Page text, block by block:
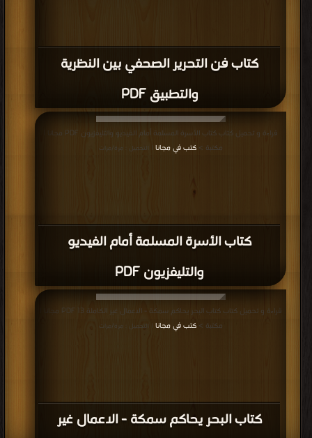
كتاب فن التحرير الصحفي بين النظرية
والتطبيق PDF
كتاب الأسرة المسلمة أمام الفيديو
والتليفزيون PDF
قراءة و تحميل كتاب كتاب الأسرة المسلمة أمام الفيديو والتليفزيون PDF مجانا |
مكتبة >كتب في مجانا | التحميل : مرة/مرات
كتاب البحر يحاكم سمكة - الاعمال غير
قراءة و تحميل كتاب كتاب البحر يحاكم سمكة - الاعمال غير الكاملة 13 PDF مجانا |
مكتبة >كتب في مجانا | التحميل : مرة/مرات